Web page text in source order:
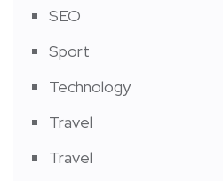
SEO
Sport
Technology
Travel
Travel